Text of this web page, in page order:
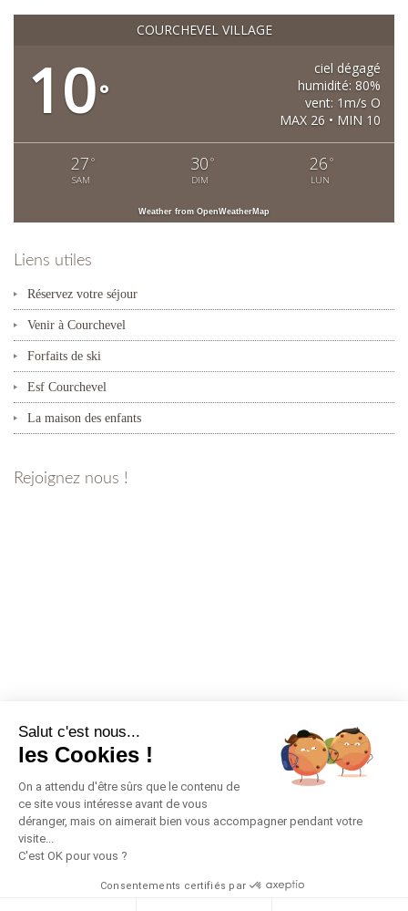
COURCHEVEL VILLAGE
10°
ciel dégagé
humidité: 80%
vent: 1m/s O
MAX 26 • MIN 10
27 °
SAM
30 °
DIM
26 °
LUN
Weather from OpenWeatherMap
Liens utiles
Réservez votre séjour
Venir à Courchevel
Forfaits de ski
Esf Courchevel
La maison des enfants
Rejoignez nous !
©2015-2018 Créative Altitude - Politique de
confidentialité
Salut c'est nous...
les Cookies !
On a attendu d'être sûrs que le contenu de
ce site vous intéresse avant de vous
déranger, mais on aimerait bien vous accompagner pendant votre
visite...
C'est OK pour vous ?
Consentements certifiés par